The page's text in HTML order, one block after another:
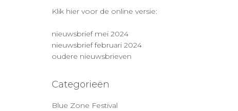
Klik hier voor de online versie:
nieuwsbrief mei 2024
nieuwsbrief februari 2024
oudere nieuwsbrieven
Categorieën
Blue Zone Festival